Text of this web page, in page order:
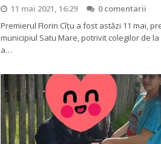
11 mai 2021, 16:29
0 comentarii
Premierul Florin Cîțu a fost astăzi 11 mai,
municipiul Satu Mare, potrivit colegilor de la
a…